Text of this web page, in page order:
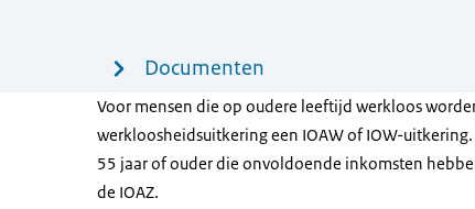
Documenten
Voor mensen die op oudere leeftijd werkloos
werkloosheidsuitkering een IOAW of IOW-
55 jaar of ouder die onvoldoende inkomsten
de IOAZ.